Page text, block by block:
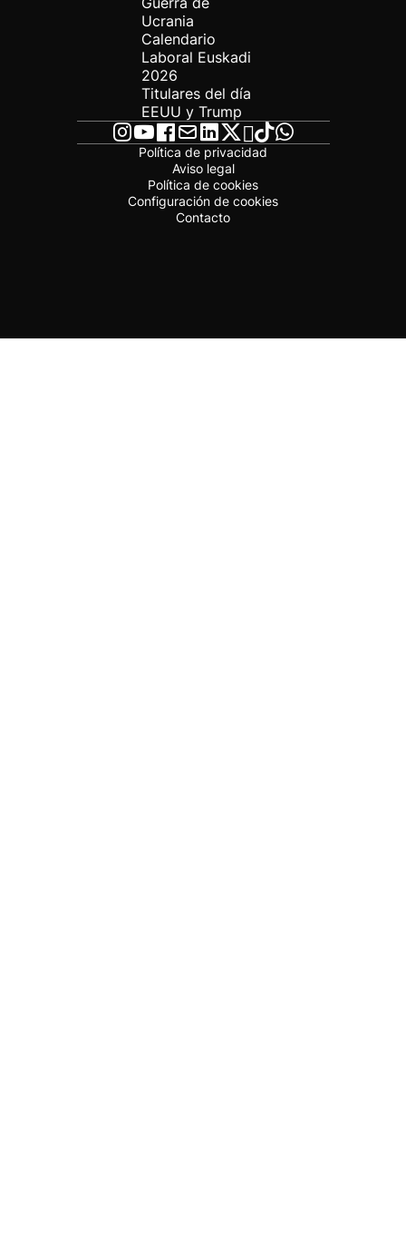
Ucrania
Calendario
Laboral Euskadi
2026
Titulares del día
EEUU y Trump
Política de privacidad
Aviso legal
Política de cookies
Configuración de cookies
Contacto